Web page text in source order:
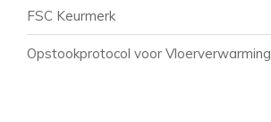
FSC Keurmerk
Opstookprotocol voor Vloerverwarming